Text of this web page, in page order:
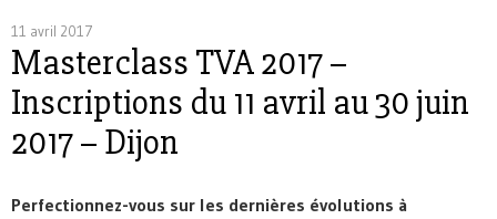
11 avril 2017
Masterclass TVA 2017 –
Inscriptions du 11 avril au 30 juin
2017 – Dijon
Perfectionnez-vous sur les dernières évolutions à